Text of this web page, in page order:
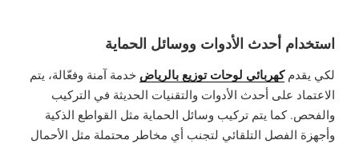
استخدام أحدث الأدوات ووسائل الحماية
لكي يقدمكهربائي لوحات توزيع بالرياض خدمة آمنة وفعّالة، يتم
الاعتماد على أحدث الأدوات والتقنيات الحديثة في التركيب
والفحص. كما يتم تركيب وسائل الحماية مثل القواطع الذكية
وأجهزة الفصل التلقائي لتجنب أي مخاطر محتملة مثل الأحمال